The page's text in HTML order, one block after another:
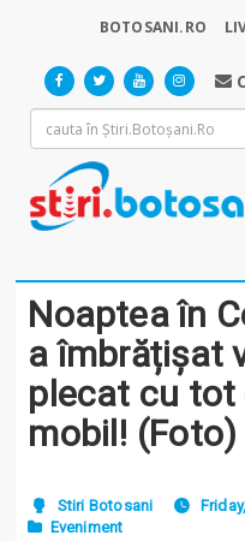
BOTOSANI.RO
Noaptea în
a îmbrățișat
plecat cu tot
mobil! (Foto)
Stiri Botosani
Eveniment